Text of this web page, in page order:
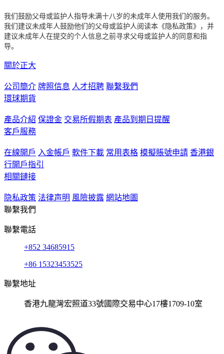
我们鼓励父母或监护人指导未满十八岁的未成年人使用我们的服务。
我们建议未成年人鼓励他们的父母或监护人阅读本《隐私政策》，并
建议未成年人在提交的个人信息之前寻求父母或监护人的同意和指
导。
關於正大
公司簡介 牌照信息 人才招聘 聯繫我們
環球期貨
產品介紹 保證金 交易所假期表 產品到期日提醒
客戶服務
在線開戶 入金帳戶 軟件下載 常用表格 模擬賬號申請 香港銀
行開戶指引
相關鏈接
隐私政策 法律声明 風險披露 網站地圖
聯繫我們
聯繫電話
+852 34685915
+86 15323453525
聯繫地址
香港九龍灣宏照道33號國際交易中心17樓1709-10室